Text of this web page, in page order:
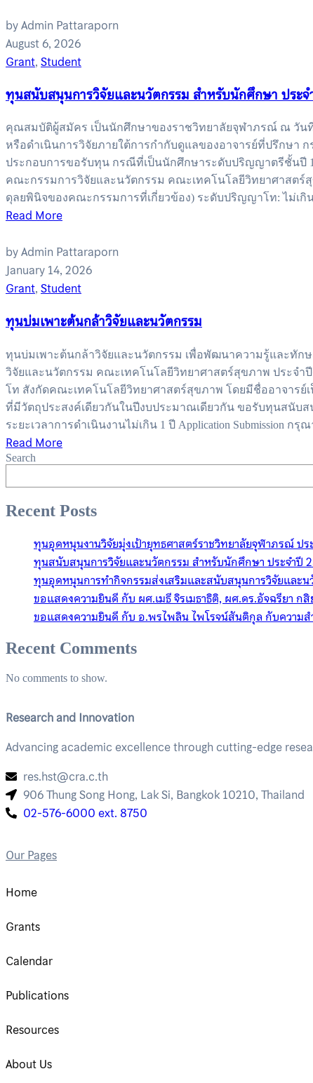
by Admin Pattaraporn
August 6, 2026
Grant,Student
ทุนสนับสนุนการวิจัยและนวัตกรรม สำหรับนักศึกษา ประ
คุณสมบัติผู้สมัคร เป็นนักศึกษาของราชวิทยาลัยจุฬาภรณ์ ณ วันที่
หรือดำเนินการวิจัยภายใต้การกำกับดูแลของอาจารย์ที่ปรึกษา
ประกอบการขอรับทุน กรณีที่เป็นนักศึกษาระดับปริญญาตรีชั้นปี
คณะกรรมการวิจัยและนวัตกรรม คณะเทคโนโลยีวิทยาศาสตร์
ดุลยพินิจของคณะกรรมการที่เกี่ยวข้อง) ระดับปริญญาโท: ไม่เกิน
Read More
by Admin Pattaraporn
January 14, 2026
Grant,Student
ทุนบ่มเพาะต้นกล้าวิจัยและนวัตกรรม
ทุนบ่มเพาะต้นกล้าวิจัยและนวัตกรรม เพื่อพัฒนาความรู้และทัก
วิจัยและนวัตกรรม คณะเทคโนโลยีวิทยาศาสตร์สุขภาพ ประจำ
โท สังกัดคณะเทคโนโลยีวิทยาศาสตร์สุขภาพ โดยมีชื่ออาจาร
ที่มีวัตถุประสงค์เดียวกันในปีงบประมาณเดียวกัน ขอรับทุนสนับส
ระยะเวลาการดำเนินงานไม่เกิน 1 ปี Application Submission ก
Read More
Search
Recent Posts
ทุนอุดหนุนงานวิจัยมุ่งเป้ายุทธศาสตร์ราชวิทยาลัยจุฬาภรณ์ ป
ทุนสนับสนุนการวิจัยและนวัตกรรม สำหรับนักศึกษา ประจำปี
ทุนอุดหนุนการทำกิจกรรมส่งเสริมและสนับสนุนการวิจัยและน
ขอแสดงความยินดี กับ ผศ.เมธี จิรเมธาธิติ, ผศ.ดร.อัจฉรียา
ขอแสดงความยินดี กับ อ.พรไพลิน ไพโรจน์สันติกุล กับความส
Recent Comments
No comments to show.
Research and Innovation
Advancing academic excellence through cutting-edge
res.hst@cra.c.th
906 Thung Song Hong, Lak Si, Bangkok 10210, Thailand
02-576-6000 ext. 8750
Our Pages
Home
Grants
Calendar
Publications
Resources
About Us